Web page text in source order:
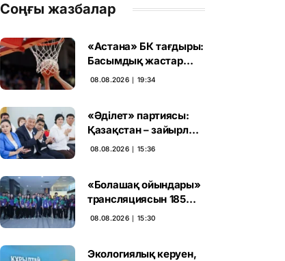
Соңғы жазбалар
«Астана» БК тағдыры:
Басымдық жастар
баскетболына
08.08.2026 ∣ 19:34
«Әділет» партиясы:
Қазақстан – зайырлы
мемлекет, ал «Заң
08.08.2026 ∣ 15:36
«Болашақ ойындары»
трансляциясын 185
миллион рет көрген
08.08.2026 ∣ 15:30
Экологиялық керуен,